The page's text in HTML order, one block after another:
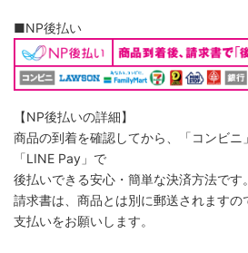
■NP後払い
【NP後払いの詳細】
商品の到着を確認してから、「コンビニ
「LINE Pay」で
後払いできる安心・簡単な決済方法です。
請求書は、商品とは別に郵送されますの
支払いをお願いします。